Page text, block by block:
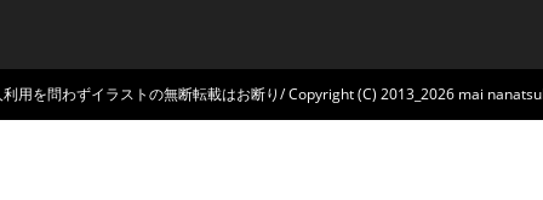
用を問わずイラストの無断転載はお断り/ Copyright (C) 2013_2026 mai